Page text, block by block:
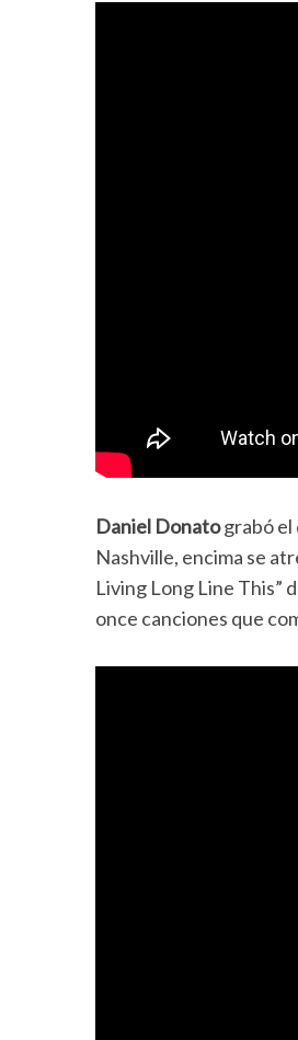
Daniel Donatograbó el
Nashville, encima se
Living Long Line This”
once canciones que